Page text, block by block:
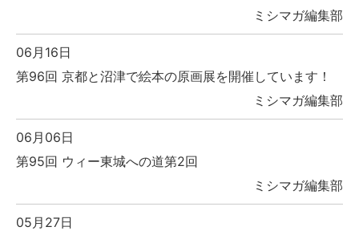
ミシマガ編集部
06月16日
第96回 京都と沼津で絵本の原画展を開催しています！
ミシマガ編集部
06月06日
第95回 ウィー東城への道第2回
ミシマガ編集部
05月27日